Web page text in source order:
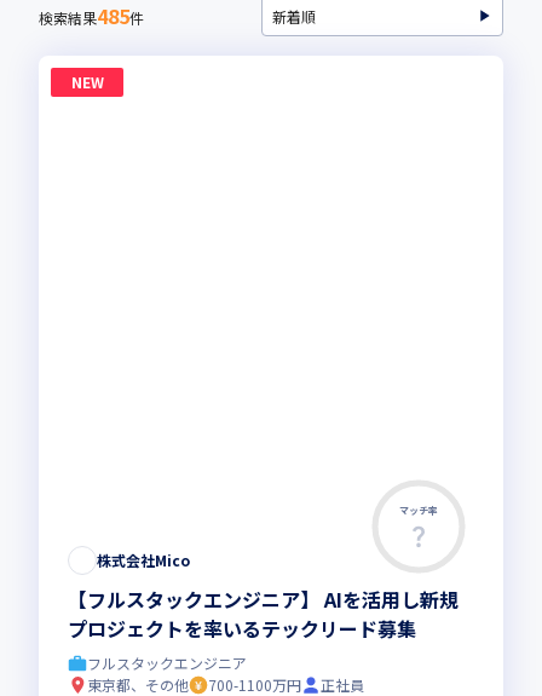
検索結果485件
NEW
マッチ率
株式会社Mico
【フルスタックエンジニア】 AIを活用し新規
プロジェクトを率いるテックリード募集
フルスタックエンジニア
東京都、その他
700-1100万円
正社員